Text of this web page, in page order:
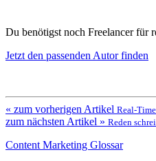
Du benötigst noch Freelancer für
Jetzt den passenden Autor finden
« zum vorherigen Artikel Real-
zum nächsten Artikel » Reden
Content Marketing Glossar